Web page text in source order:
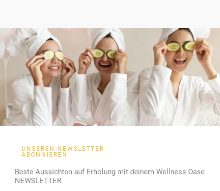
UNSEREN NEWSLETTER
ABONNIEREN
Beste Aussichten auf Erholung mit deinem Wellness Oase
NEWSLETTER